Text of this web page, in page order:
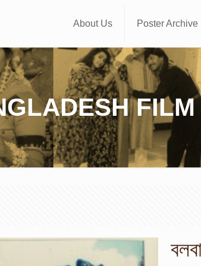
About Us Poster Archive
FILM